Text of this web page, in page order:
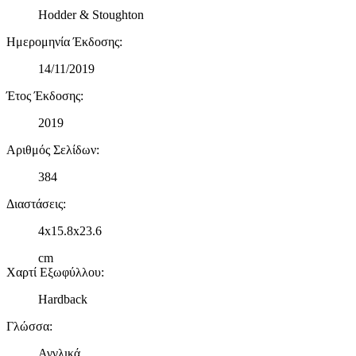
Hodder & Stoughton
Ημερομηνία Έκδοσης:
14/11/2019
Έτος Έκδοσης:
2019
Αριθμός Σελίδων:
384
Διαστάσεις:
4x15.8x23.6
cm
Χαρτί Εξωφύλλου:
Hardback
Γλώσσα:
Αγγλικά